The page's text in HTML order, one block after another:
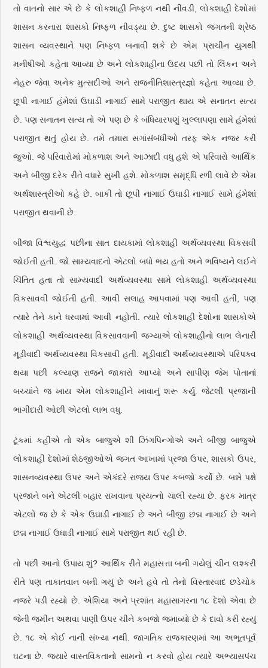
તો વાતનો સાર એ છે કે લોકશાહી નિષ્ફળ નથી નીવડી, લોકશાહી દેશોમાં
શાસન કરનારા શાસકો નિષ્ફળ નીવડ્યા છે. દુષ્ટ શાસકો જગતની શ્રેષ્ઠ
શાસન વ્યવસ્થાને પણ નિષ્ફળ બનાવી શકે છે એમ પ્રાચીન યુગથી
મનીષીઓ કહેતા આવ્યા છે અને લોકશાહીના ઉદય પછી તો લિંકન અને
નેહરુ જેવા અનેક મુત્સદીઓ અને રાજનીતિશાસ્ત્રજ્ઞો કહેતા આવ્યા છે.
છૂપી નાગાઈ હંમેશાં ઉઘાડી નાગાઈ સામે પરાજીત થાય એ સનાતન સત્ય
છે. પણ સનાતન સત્ય તો એ પણ છે કે બંધિયારપણું ખુલ્લાપણા સામે હંમેશાં
પરાજીત થતું હોય છે. તમે તમારા સગાંસંબંધીઓ તરફ એક નજર કરી
જુઓ. જે પરિવારોમાં મોકળાશ અને આઝાદી વધુ હશે એ પરિવારો આર્થિક
અને બીજી દરેક રીતે વધારે સુખી હશે. મોકળાશ સમૃદ્ધિ રળી લાવે છે એમ
અર્થશાસ્ત્રીઓ કહે છે. બાકી તો છૂપી નાગાઈ ઉઘાડી નાગાઈ સામે હંમેશાં
પરાજીત થવાની છે.
બીજા વિશ્વયુદ્ધ પછીના સાત દાયકામાં લોકશાહી અર્થવ્યવસ્થા વિકસવી
જોઈતી હતી. જો સામ્યવાદનો એટલો બધો ભય હતો અને ભવિષ્યને લઈને
ચિંતિત હતા તો સામ્યવાદી અર્થવ્યવસ્થા સામે લોકશાહી અર્થવ્યવસ્થા
વિકસાવવી જોઈતી હતી. આવી સલાહ આપવામાં પણ આવી હતી, પણ
ત્યારે તેને કાને ધરવામાં આવી નહોતી. ત્યારે લોકશાહી દેશોના શાસકોએ
લોકશાહી અર્થવ્યવસ્થા વિકસાવવાની જગ્યાએ લોકશાહીનો લાભ લેનારી
મૂડીવાદી અર્થવ્યવસ્થા વિકસાવી હતી. મૂડીવાદી અર્થવ્યવસ્થાએ પરિપક્વ
થયા પછી કલ્યાણ રાજને જાકારો આપ્યો અને સાપીણ જેમ પોતાનાં
બચ્ચાંને જ ખાય એમ લોકશાહીને ખાવાનું શરૂ કર્યું. જેટલી પ્રજાની
ભાગીદારી ઓછી એટલો લાભ વધુ.
ટૂંકમાં કહીએ તો એક બાજુએ શી ઝિંગપિન્ગોએ અને બીજી બાજુએ
લોકશાહી દેશોમાં શેઠજીઓએ જગત આખામાં પ્રજા ઉપર, શાસકો ઉપર,
શાસનવ્યવસ્થા ઉપર અને એકંદરે રાજ્ય ઉપર કબજો કર્યો છે. બન્ને પક્ષે
પ્રજાને બને એટલી બહાર રાખવાના પ્રયત્નો ચાલી રહ્યા છે. ફરક માત્ર
એટલો જ છે કે એક ઉઘાડી નાગાઈ છે અને બીજી છદ્મ નાગાઈ છે અને
છદ્મ નાગાઈ ઉઘાડી નાગાઈ સામે પરાજીત થઈ રહી છે.
તો પછી આનો ઉપાય શું? આર્થિક રીતે મહાસત્તા બની ગયેલું ચીન લશ્કરી
રીતે પણ તાકાતવાન બની ગયું છે અને હવે તો તેનો વિસ્તારવાદ છડેચોક
નજરે પડી રહ્યો છે. એશિયા અને પ્રશાંત મહાસાગરના ૧૮ દેશો એવા છે
જેની જમીન અથવા પાણી ઉપર ચીને કબજો જમાવ્યો છે કે દાવો કરી રહ્યું
છે. ૧૮ એ કોઈ નાની સંખ્યા નથી. જાગતિક રાજકારણમાં આ અભૂતપૂર્વ
ઘટના છે. જ્યારે વાસ્તવિકતાનો સામનો ન કરવો હોય ત્યારે અભ્યાસપંચ